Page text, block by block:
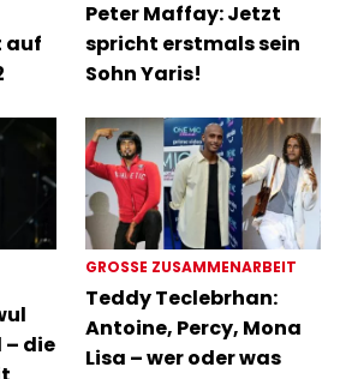
auf
Peter Maffay: Jetzt
spricht erstmals sein
Sohn Yaris!
– die
GROSSE ZUSAMMENARBEIT
Teddy Teclebrhan:
Antoine, Percy, Mona
Lisa – wer oder was